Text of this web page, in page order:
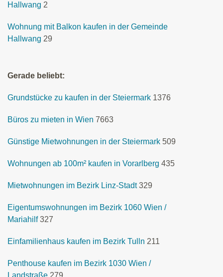
Hallwang 2
Wohnung mit Balkon kaufen in der Gemeinde
Hallwang 29
Gerade beliebt:
Grundstücke zu kaufen in der Steiermark 1376
Büros zu mieten in Wien 7663
Günstige Mietwohnungen in der Steiermark 509
Wohnungen ab 100m² kaufen in Vorarlberg 435
Mietwohnungen im Bezirk Linz-Stadt 329
Eigentumswohnungen im Bezirk 1060 Wien /
Mariahilf 327
Einfamilienhaus kaufen im Bezirk Tulln 211
Penthouse kaufen im Bezirk 1030 Wien /